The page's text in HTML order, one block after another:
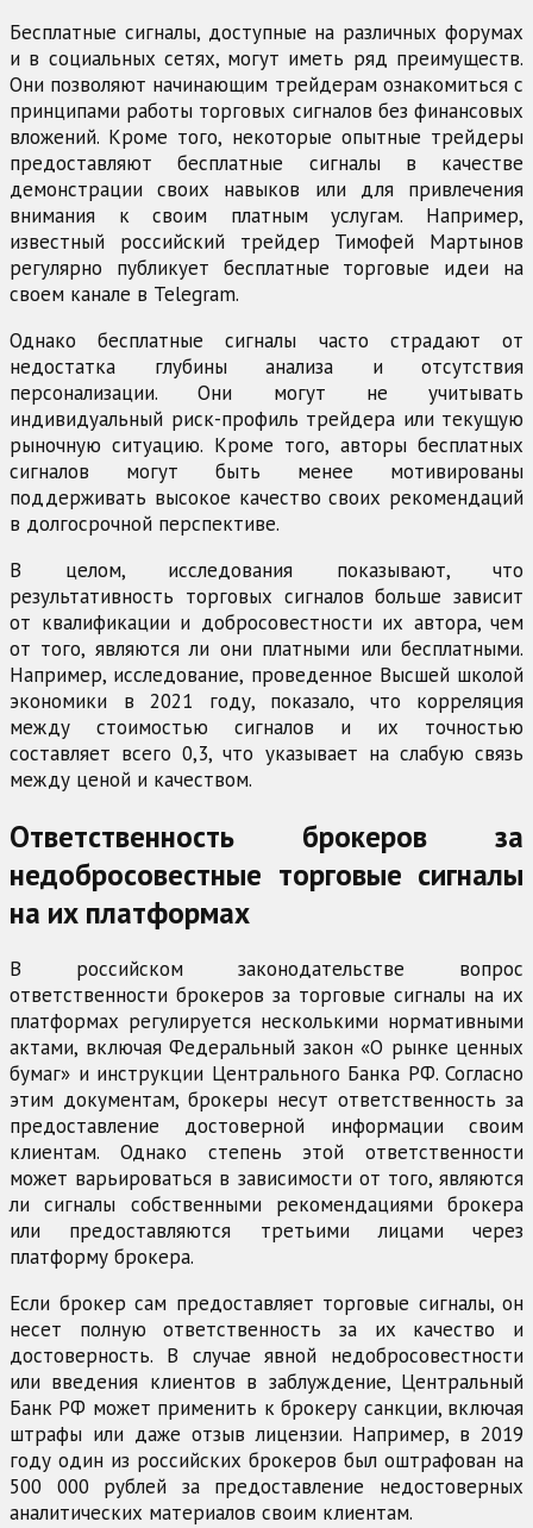
Бесплатные сигналы, доступные на различных форумах
и в социальных сетях, могут иметь ряд преимуществ.
Они позволяют начинающим трейдерам ознакомиться с
принципами работы торговых сигналов без финансовых
вложений. Кроме того, некоторые опытные трейдеры
предоставляют бесплатные сигналы в качестве
демонстрации своих навыков или для привлечения
внимания к своим платным услугам. Например,
известный российский трейдер Тимофей Мартынов
регулярно публикует бесплатные торговые идеи на
своем канале в Telegram.
Однако бесплатные сигналы часто страдают от
недостатка глубины анализа и отсутствия
персонализации. Они могут не учитывать
индивидуальный риск-профиль трейдера или текущую
рыночную ситуацию. Кроме того, авторы бесплатных
сигналов могут быть менее мотивированы
поддерживать высокое качество своих рекомендаций
в долгосрочной перспективе.
В целом, исследования показывают, что
результативность торговых сигналов больше зависит
от квалификации и добросовестности их автора, чем
от того, являются ли они платными или бесплатными.
Например, исследование, проведенное Высшей школой
экономики в 2021 году, показало, что корреляция
между стоимостью сигналов и их точностью
составляет всего 0,3, что указывает на слабую связь
между ценой и качеством.
Ответственность брокеров за
недобросовестные торговые сигналы
на их платформах
В российском законодательстве вопрос
ответственности брокеров за торговые сигналы на их
платформах регулируется несколькими нормативными
актами, включая Федеральный закон «О рынке ценных
бумаг» и инструкции Центрального Банка РФ. Согласно
этим документам, брокеры несут ответственность за
предоставление достоверной информации своим
клиентам. Однако степень этой ответственности
может варьироваться в зависимости от того, являются
ли сигналы собственными рекомендациями брокера
или предоставляются третьими лицами через
платформу брокера.
Если брокер сам предоставляет торговые сигналы, он
несет полную ответственность за их качество и
достоверность. В случае явной недобросовестности
или введения клиентов в заблуждение, Центральный
Банк РФ может применить к брокеру санкции, включая
штрафы или даже отзыв лицензии. Например, в 2019
году один из российских брокеров был оштрафован на
500 000 рублей за предоставление недостоверных
аналитических материалов своим клиентам.